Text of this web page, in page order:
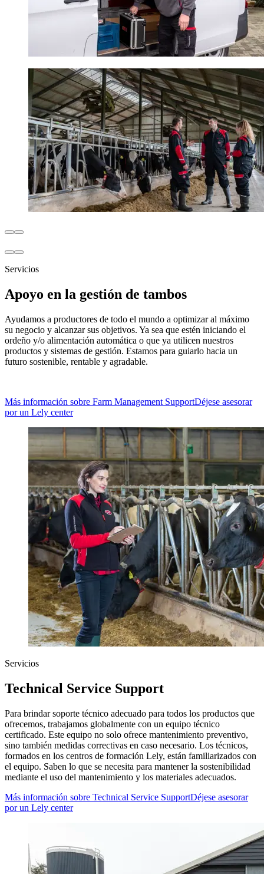
Servicios
Apoyo en la gestión de tambos
Ayudamos a productores de todo el mundo a optimizar al máximo
su negocio y alcanzar sus objetivos. Ya sea que estén iniciando el
ordeño y/o alimentación automática o que ya utilicen nuestros
productos y sistemas de gestión. Estamos para guiarlo hacia un
futuro sostenible, rentable y agradable.
Más información sobre Farm Management SupportDéjese asesorar
por un Lely center
Servicios
Technical Service Support
Para brindar soporte técnico adecuado para todos los productos que
ofrecemos, trabajamos globalmente con un equipo técnico
certificado. Este equipo no solo ofrece mantenimiento preventivo,
sino también medidas correctivas en caso necesario. Los técnicos,
formados en los centros de formación Lely, están familiarizados con
el equipo. Saben lo que se necesita para mantener la sostenibilidad
mediante el uso del mantenimiento y los materiales adecuados.
Más información sobre Technical Service SupportDéjese asesorar
por un Lely center